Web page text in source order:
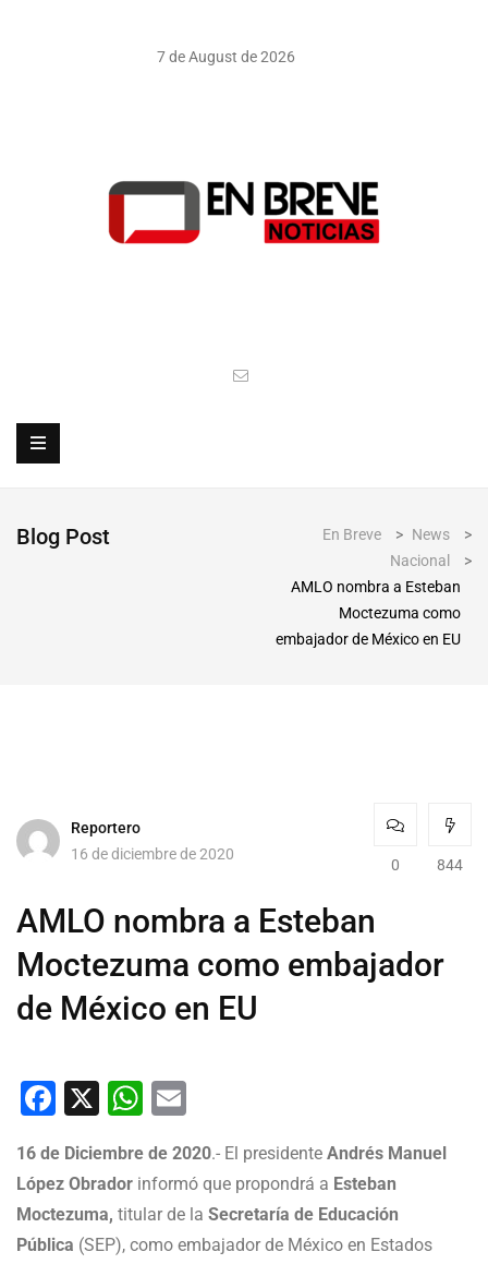
7 de August de 2026
Blog Post En Breve > News
>
Nacional
>
AMLO nombra a Esteban
Moctezuma como
embajador de México en EU
Reportero
16 de diciembre de 2020
0 844
AMLO nombra a Esteban
Moctezuma como embajador
de México en EU
Facebook
X WhatsApp
16 de Diciembre de 2020.- El presidente Andrés Manuel
López Obrador informó que propondrá a Esteban
Moctezuma, titular de la Secretaría de Educación
Pública (SEP), como embajador de México en Estados